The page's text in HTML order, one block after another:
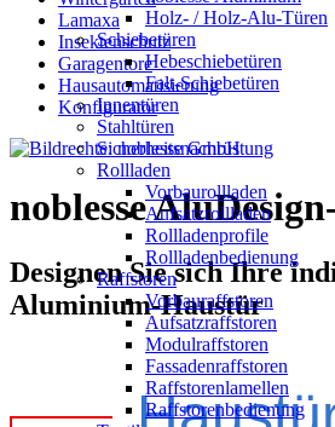
Holz- / Holz-Alu-Türen
Schiebetüren
Hebeschiebetüren
Falt-Schiebetüren
Innentüren
Stahltüren
Sicherheitsnachrüstung
Rollladen
Vorbaurollladen
Aufsatzrollladen
Rollladenprofile
Rollladenbedienung
Raffstoren
Vorbauraffstoren
Aufsatzraffstoren
Modulraffstoren
Fassadenraffstoren
Raffstorenlamellen
Raffstorenbedienung
Lamaxa
Insektenschutz
Garagentore
Hausautomatisierung
Konfigurator
noblesse
Designen Sie sich Ihre
Aluminium-Haustür